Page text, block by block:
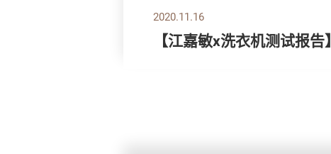
2020.11.16
【江嘉敏x洗衣机测试报告】